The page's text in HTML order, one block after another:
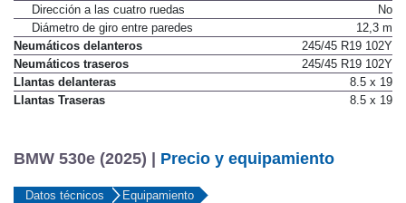
Dirección a las cuatro ruedas
No
Diámetro de giro entre paredes
12,3 m
Neumáticos delanteros
245/45 R19 102Y
Neumáticos traseros
245/45 R19 102Y
Llantas delanteras
8.5 x 19
Llantas Traseras
8.5 x 19
BMW 530e (2025) | Precio y equipamiento
Datos técnicos Equipamiento